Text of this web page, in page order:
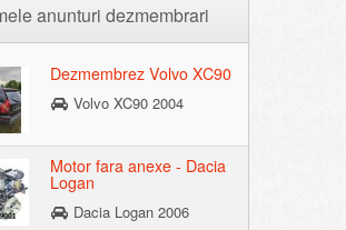
anunturi dezmembrari
Dezmembrez Volvo XC90
Volvo XC90 2004
Motor fara anexe - Dacia
Logan
Dacia Logan 2006